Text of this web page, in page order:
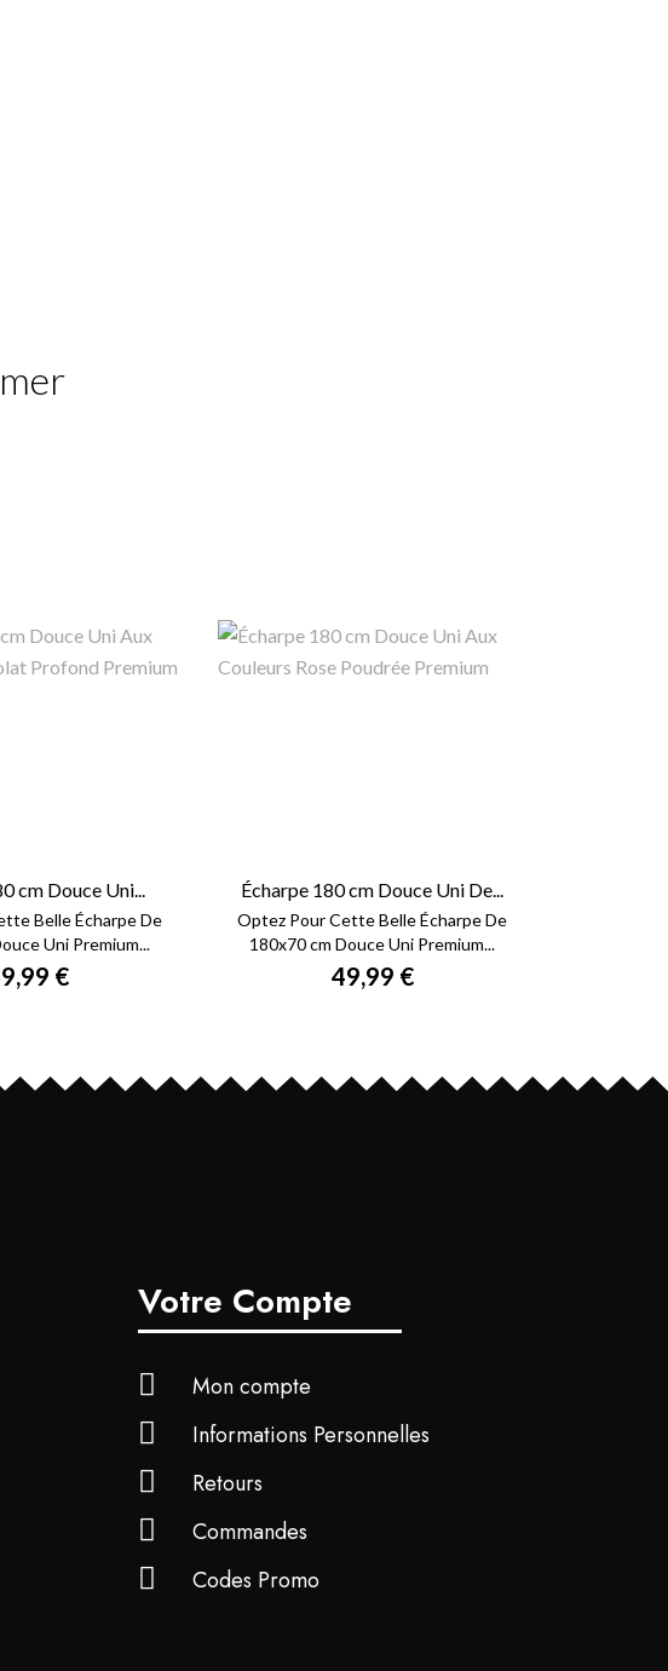
cm Douce Uni...
Belle Écharpe De
Uni Premium...
€
Écharpe 180 cm Douce Uni De...
Optez Pour Cette Belle Écharpe De
180x70 cm Douce Uni Premium...
49,99 €
Votre Compte
Mon compte
Informations Personnelles
Retours
Commandes
Codes Promo